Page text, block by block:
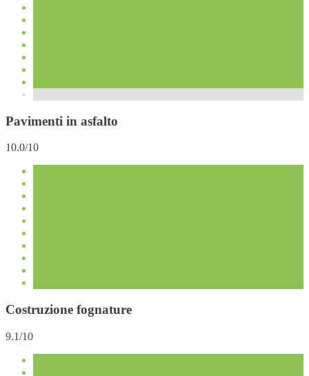
Pavimenti in asfalto
10.0/10
Costruzione fognature
9.1/10